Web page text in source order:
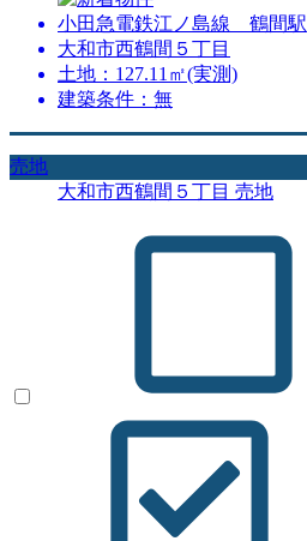
小田急電鉄江ノ島線 鶴間駅
大和市西鶴間５丁目
土地：127.11㎡(実測)
建築条件：無
売地
大和市西鶴間５丁目 売地